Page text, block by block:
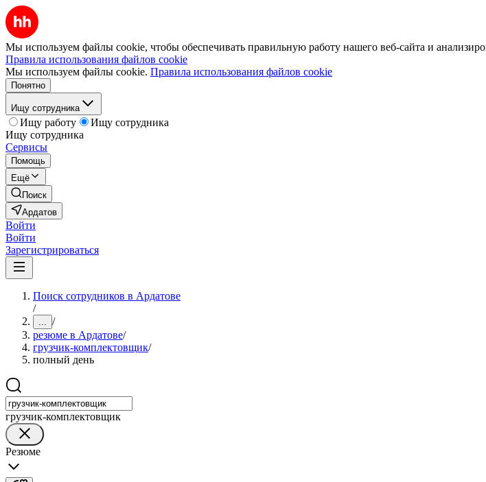
Мы используем файлы cookie, чтобы обеспечивать правильную работу нашего веб-сайта и
Правила использования файлов cookie
Мы используем файлы cookie. Правила использования файлов cookie
Понятно
Ищу сотрудника
Ищу работу
Ищу сотрудника
Ищу сотрудника
Сервисы
Помощь
Ещё
Поиск
Ардатов
Войти
Войти
Зарегистрироваться
Поиск сотрудников в Ардатове
/
... /
резюме в Ардатове/
грузчик-комплектовщик/
полный день
грузчик-комплектовщик
Резюме